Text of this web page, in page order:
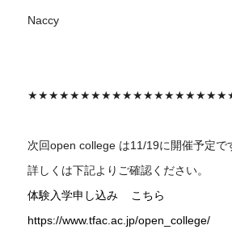
Naccy
次回open college は11/19に開催予定で
詳しくは下記よりご確認ください。
体験入学申し込み
こちら
https://www.tfac.ac.jp/open_college/